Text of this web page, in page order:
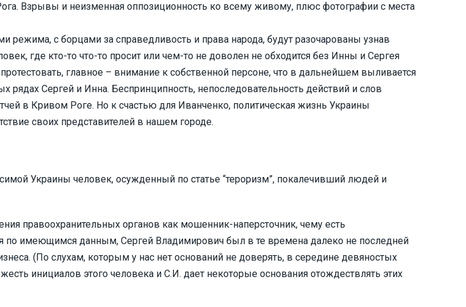
Взрывы и неизменная оппозиционность ко всему живому, плюс фотографии с места
режима, с борцами за справедливость и права народа, будут разочарованы узнав
где кто-то что-то просит или чем-то не доволен не обходится без Инны и Сергея
главное – внимание к собственной персоне, что в дальнейшем выливается
Сергей и Инна. Беспринципность, непоследовательность действий и слов
в Кривом Роге. Но к счастью для Иванченко, политическая жизнь Украины
своих представителей в нашем городе.
Украины человек, осужденный по статье “тероризм”, покалечивший людей и
правоохранительных органов как мошенник-наперсточник, чему есть
имеющимся данным, Сергей Владимирович был в те времена далеко не последней
(По слухам, которым у нас нет оснований не доверять, в середине девяностых
инициалов этого человека и С.И. дает некоторые основания отождествлять этих